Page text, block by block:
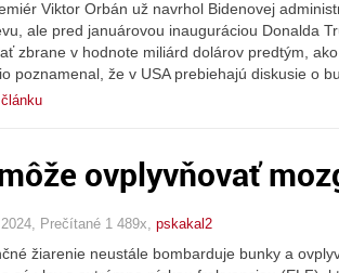
Viktor Orbán už navrhol Bidenovej
ale pred januárovou inauguráciou Donalda
zbrane v hodnote miliárd dolárov predtým,
poznamenal, že v USA prebiehajú diskusie o
ovplyvňovať
Prečítané 1 489x, pskakal2
žiarenie neustále bombarduje bunky a